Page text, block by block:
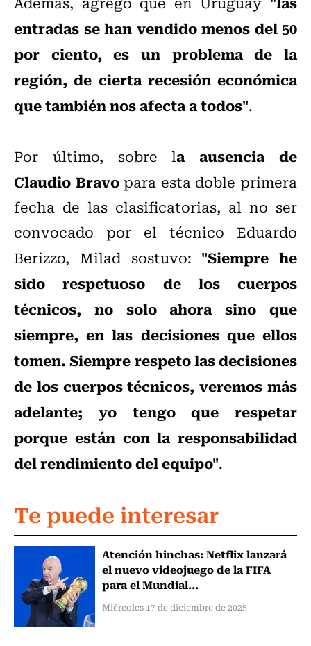
entradas se han vendido menos del 50
por ciento, es un problema de la
región, de cierta recesión económica
que también nos afecta a todos".
Por último, sobre la ausencia de
Claudio Bravopara esta doble primera
fecha de las clasificatorias, al no ser
convocado por el técnico Eduardo
Berizzo, Milad sostuvo: "Siempre he
sido respetuoso de los cuerpos
técnicos, no solo ahora sino que
siempre, en las decisiones que ellos
tomen. Siempre respeto las decisiones
de los cuerpos técnicos, veremos más
adelante; yo tengo que respetar
porque están con la responsabilidad
del rendimiento del equipo".
Te puede interesar
Atención hinchas: Netflix lanzará
el nuevo videojuego de la FIFA
para el Mundial...
Miércoles 17 de diciembre de 2025